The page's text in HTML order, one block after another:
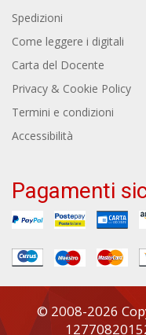
Spedizioni
Come leggere i digitali
Carta del Docente
Privacy & Cookie Policy
Termini e condizioni
Accessibilità
Pagamenti
© 2008-2026